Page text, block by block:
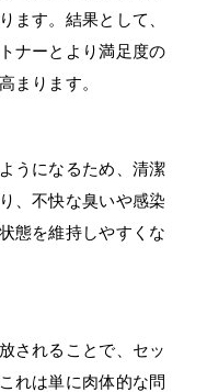
ます。結果として、
ナーとより満足度の
まります。
うになるため、清潔
、不快な臭いや感染
態を維持しやすくな
されることで、セッ
れは単に肉体的な問